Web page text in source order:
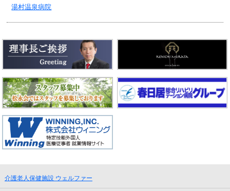
老健・短期(予防含)・通所リハビリ(予防含)・重要事項説明書！
居宅介護支援事業所・重要事項説明書！
2026/04/23
老健・ゴールデンウィークの面会について！
2026/04/13
老健・４月の行事食！
2026/03/03
湯村温泉病院
介護老人保健施設 ウェルファー